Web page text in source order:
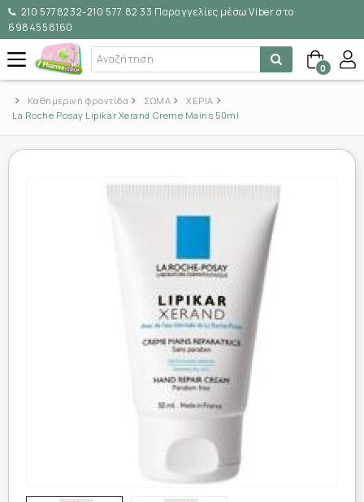
210 5778232-210 577 82 33 Παραγγελίες μέσω Viber στο
6984558160
0
Καθημερινή φροντίδα ΣΩΜΑ
ΧΕΡΙΑ
La Roche Posay Lipikar Xerand Creme Mains 50ml